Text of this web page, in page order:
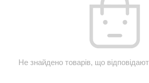
Не знайдено товарів, що